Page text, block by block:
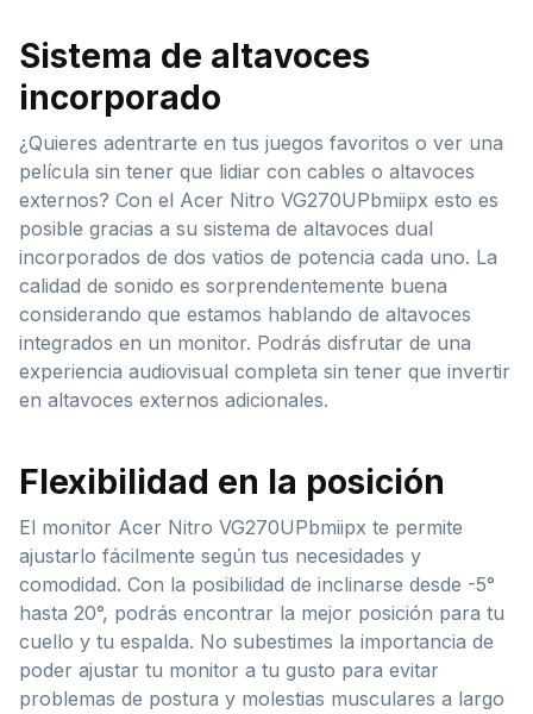
Sistema de altavoces
incorporado
¿Quieres adentrarte en tus juegos favoritos o ver una
película sin tener que lidiar con cables o altavoces
externos? Con el Acer Nitro VG270UPbmiipx esto es
posible gracias a su sistema de altavoces dual
incorporados de dos vatios de potencia cada uno. La
calidad de sonido es sorprendentemente buena
considerando que estamos hablando de altavoces
integrados en un monitor. Podrás disfrutar de una
experiencia audiovisual completa sin tener que invertir
en altavoces externos adicionales.
Flexibilidad en la posición
El monitor Acer Nitro VG270UPbmiipx te permite
ajustarlo fácilmente según tus necesidades y
comodidad. Con la posibilidad de inclinarse desde -5°
hasta 20°, podrás encontrar la mejor posición para tu
cuello y tu espalda. No subestimes la importancia de
poder ajustar tu monitor a tu gusto para evitar
problemas de postura y molestias musculares a largo